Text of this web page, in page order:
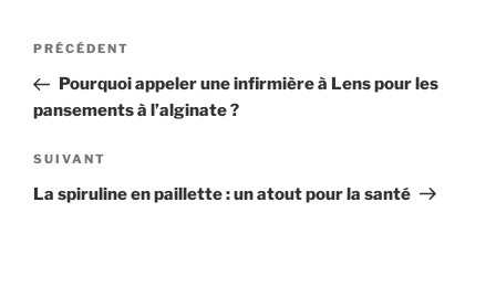
Navigation
l’article
Article
précédent
PRÉCÉDENT
Pourquoi appeler une infirmière à Lens pour les
pansements à l’alginate ?
Article
suivant
SUIVANT
La spiruline en paillette : un atout pour la santé